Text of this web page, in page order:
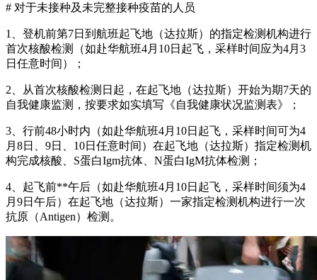
# 对于未接种及未完整接种疫苗的人员
1、登机前第7日到航班起飞地（达拉斯）的指定检测机构进行
首次核酸检测（如赴华航班4月10日起飞，采样时间应为4月3
日任意时间）；
2、从首次核酸检测日起，在起飞地（达拉斯）开始为期7天的
自我健康监测，按要求如实填写《自我健康状况监测表》；
3、行前48小时内（如赴华航班4月10日起飞，采样时间可为4
月8日、9日、10日任意时间）在起飞地（达拉斯）指定检测机
构完成核酸、S蛋白Igm抗体、N蛋白IgM抗体检测；
4、起飞前**午后（如赴华航班4月10日起飞，采样时间须为4
月9日午后）在起飞地（达拉斯）一家指定检测机构进行一次
抗原（Antigen）检测。